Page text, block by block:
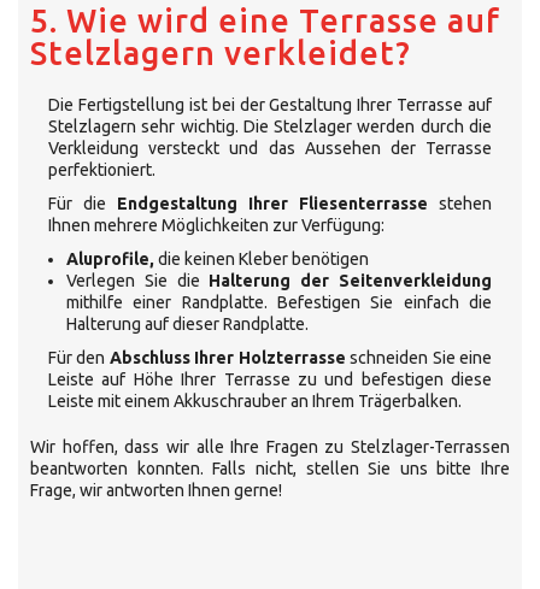
5. Wie wird eine Terrasse auf
Stelzlagern verkleidet?
Die Fertigstellung ist bei der Gestaltung Ihrer Terrasse auf
Stelzlagern sehr wichtig. Die Stelzlager werden durch die
Verkleidung versteckt und das Aussehen der Terrasse
perfektioniert.
Für die Endgestaltung Ihrer Fliesenterrasse stehen
Ihnen mehrere Möglichkeiten zur Verfügung:
Aluprofile,die keinen Kleber benötigen
Verlegen Sie die Halterung der Seitenverkleidung
mithilfe einer Randplatte. Befestigen Sie einfach die
Halterung auf dieser Randplatte.
Für den Abschluss Ihrer Holzterrasse schneiden Sie eine
Leiste auf Höhe Ihrer Terrasse zu und befestigen diese
Leiste mit einem Akkuschrauber an Ihrem Trägerbalken.
Wir hoffen, dass wir alle Ihre Fragen zu Stelzlager-Terrassen
beantworten konnten. Falls nicht, stellen Sie uns bitte Ihre
Frage, wir antworten Ihnen gerne!